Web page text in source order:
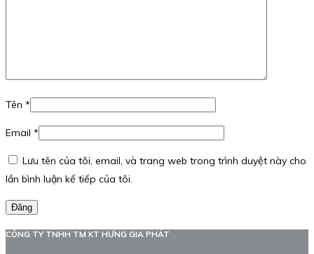
Tên *
Email *
Lưu tên của tôi, email, và trang web trong trình duyệt này cho
lần bình luận kế tiếp của tôi.
Đăng
CÔNG TY TNHH TM KT HƯNG GIA PHÁT